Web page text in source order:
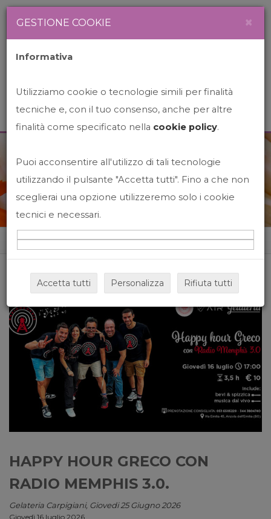
News&Events
Home News&events
HAPPY HOUR GRECO CON
RADIO MEMPHIS 3.0.
Gelateria Carpigiani, Giovedi 25 Giugno 2026
Giovedì 16 luglio 2026
GESTIONE COOKIE ×
Informativa
Utilizziamo cookie o tecnologie simili per finalità
tecniche e, con il tuo consenso, anche per altre
finalità come specificato nella cookie policy.
Puoi acconsentire all'utilizzo di tali tecnologie
utilizzando il pulsante "Accetta tutti". Fino a che non
sceglierai una opzione utilizzeremo solo i cookie
tecnici e necessari.
Accetta tutti Personalizza Rifiuta tutti